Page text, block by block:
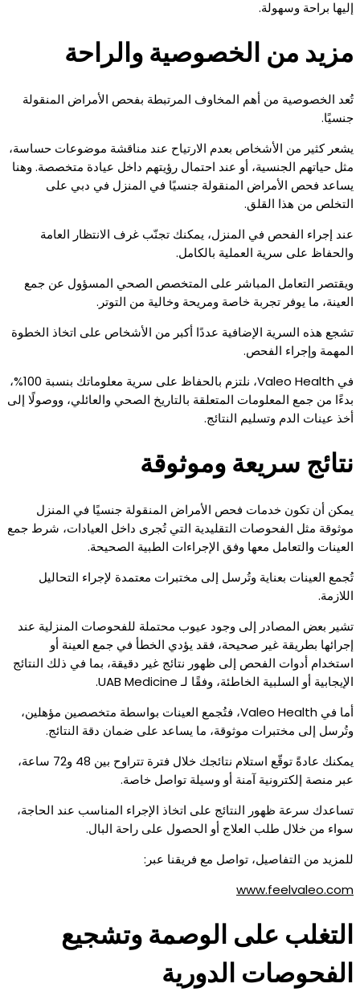
إليها براحة وسهولة.
مزيد من الخصوصية والراحة
تُعد الخصوصية من أهم المخاوف المرتبطة بفحص الأمراض المنقولة
جنسيًا.
يشعر كثير من الأشخاص بعدم الارتياح عند مناقشة موضوعات حساسة،
مثل حياتهم الجنسية، أو عند احتمال رؤيتهم داخل عيادة متخصصة. وهنا
يساعد فحص الأمراض المنقولة جنسيًا في المنزل في دبي على
التخلص من هذا القلق.
عند إجراء الفحص في المنزل، يمكنك تجنّب غرف الانتظار العامة
والحفاظ على سرية العملية بالكامل.
ويقتصر التعامل المباشر على المتخصص الصحي المسؤول عن جمع
العينة، ما يوفر تجربة خاصة ومريحة وخالية من التوتر.
تشجع هذه السرية الإضافية عددًا أكبر من الأشخاص على اتخاذ الخطوة
المهمة وإجراء الفحص.
في Valeo Health، نلتزم بالحفاظ على سرية معلوماتك بنسبة 100%،
بدءًا من جمع المعلومات المتعلقة بالتاريخ الصحي والعائلي، ووصولًا إلى
أخذ عينات الدم وتسليم النتائج.
نتائج سريعة وموثوقة
يمكن أن تكون خدمات فحص الأمراض المنقولة جنسيًا في المنزل
موثوقة مثل الفحوصات التقليدية التي تُجرى داخل العيادات، شرط جمع
العينات والتعامل معها وفق الإجراءات الطبية الصحيحة.
تُجمع العينات بعناية وتُرسل إلى مختبرات معتمدة لإجراء التحاليل
اللازمة.
تشير بعض المصادر إلى وجود عيوب محتملة للفحوصات المنزلية عند
إجرائها بطريقة غير صحيحة، فقد يؤدي الخطأ في جمع العينة أو
استخدام أدوات الفحص إلى ظهور نتائج غير دقيقة، بما في ذلك النتائج
الإيجابية أو السلبية الخاطئة، وفقًا لـ UAB Medicine.
أما في Valeo Health، فتُجمع العينات بواسطة متخصصين مؤهلين،
وتُرسل إلى مختبرات موثوقة، ما يساعد على ضمان دقة النتائج.
يمكنك عادةً توقّع استلام نتائجك خلال فترة تتراوح بين 48 و72 ساعة،
عبر منصة إلكترونية آمنة أو وسيلة تواصل خاصة.
تساعدك سرعة ظهور النتائج على اتخاذ الإجراء المناسب عند الحاجة،
سواء من خلال طلب العلاج أو الحصول على راحة البال.
للمزيد من التفاصيل، تواصل مع فريقنا عبر:
www.feelvaleo.com
التغلب على الوصمة وتشجيع
الفحوصات الدورية